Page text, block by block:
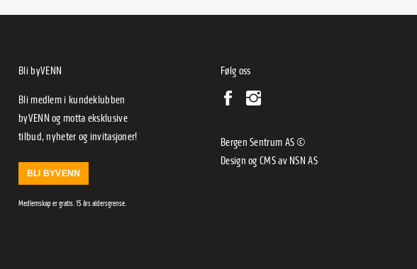
Bli byVENN
Bli medlem i kundeklubben
byVENN og motta eksklusive
tilbud, nyheter og invitasjoner!
BLI BYVENN
Medlemskap er gratis. 15 års aldersgrense.
Følg oss
Bergen Sentrum AS ©
Design og CMS av NSN AS